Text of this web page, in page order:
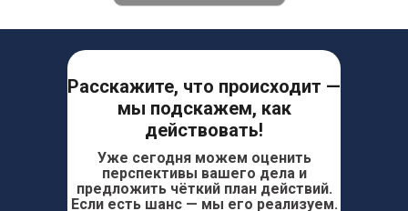
Расскажите, что происходит —
мы подскажем, как
действовать!
Уже сегодня можем оценить
перспективы вашего дела и
предложить чёткий план действий.
Если есть шанс — мы его реализуем.